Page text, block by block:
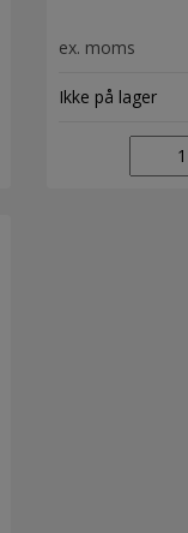
ex. moms
Ikke på lager